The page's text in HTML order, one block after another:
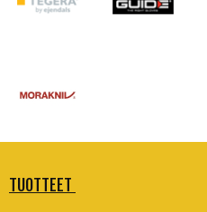
TUOTTEET